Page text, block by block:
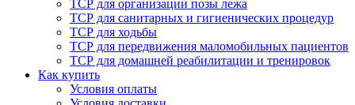
ТСР для организации позы лежа
ТСР для санитарных и гигиенических процедур
ТСР для ходьбы
ТСР для передвижения маломобильных пациентов
ТСР для домашней реабилитации и тренировок
Как купить
Условия оплаты